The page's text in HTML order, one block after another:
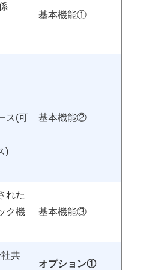
基本機能①
ス(可
)
基本機能②
れた
ク機
基本機能③
共
オプション①